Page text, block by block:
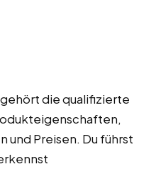
die qualifizierte
Preisen. Du führst